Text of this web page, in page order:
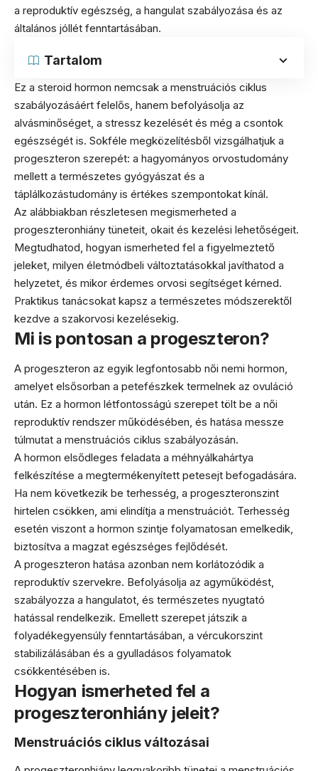
a reproduktív egészség, a hangulat szabályozása és az
általános jóllét fenntartásában.
Tartalom
Ez a steroid hormon nemcsak a menstruációs ciklus
szabályozásáért felelős, hanem befolyásolja az
alvásminőséget, a stressz kezelését és még a csontok
egészségét is. Sokféle megközelítésből vizsgálhatjuk a
progeszteron szerepét: a hagyományos orvostudomány
mellett a természetes gyógyászat és a
táplálkozástudomány is értékes szempontokat kínál.
Az alábbiakban részletesen megismerheted a
progeszteronhiány tüneteit, okait és kezelési lehetőségeit.
Megtudhatod, hogyan ismerheted fel a figyelmeztető
jeleket, milyen életmódbeli változtatásokkal javíthatod a
helyzetet, és mikor érdemes orvosi segítséget kérned.
Praktikus tanácsokat kapsz a természetes módszerektől
kezdve a szakorvosi kezelésekig.
Mi is pontosan a progeszteron?
A progeszteron az egyik legfontosabb női nemi hormon,
amelyet elsősorban a petefészkek termelnek az ovuláció
után. Ez a hormon létfontosságú szerepet tölt be a női
reproduktív rendszer működésében, és hatása messze
túlmutat a menstruációs ciklus szabályozásán.
A hormon elsődleges feladata a méhnyálkahártya
felkészítése a megtermékenyített petesejt befogadására.
Ha nem következik be terhesség, a progeszteronszint
hirtelen csökken, ami elindítja a menstruációt. Terhesség
esetén viszont a hormon szintje folyamatosan emelkedik,
biztosítva a magzat egészséges fejlődését.
A progeszteron hatása azonban nem korlátozódik a
reproduktív szervekre. Befolyásolja az agyműködést,
szabályozza a hangulatot, és természetes nyugtató
hatással rendelkezik. Emellett szerepet játszik a
folyadékegyensúly fenntartásában, a vércukorszint
stabilizálásában és a gyulladásos folyamatok
csökkentésében is.
Hogyan ismerheted fel a
progeszteronhiány jeleit?
Menstruációs ciklus változásai